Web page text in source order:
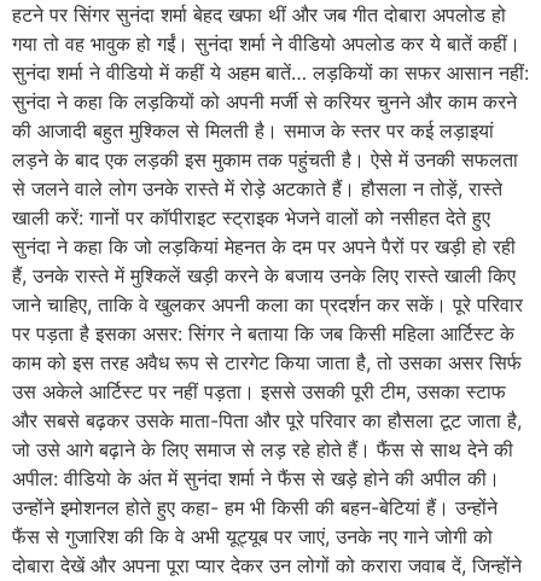
हटने पर सिंगर सुनंदा शर्मा बेहद खफा थीं और जब गीत दोबारा अपलोड हो
गया तो वह भावुक हो गईं। सुनंदा शर्मा ने वीडियो अपलोड कर ये बातें कहीं।
सुनंदा शर्मा ने वीडियो में कहीं ये अहम बातें… लड़कियों का सफर आसान नहीं:
सुनंदा ने कहा कि लड़कियों को अपनी मर्जी से करियर चुनने और काम करने
की आजादी बहुत मुश्किल से मिलती है। समाज के स्तर पर कई लड़ाइयां
लड़ने के बाद एक लड़की इस मुकाम तक पहुंचती है। ऐसे में उनकी सफलता
से जलने वाले लोग उनके रास्ते में रोड़े अटकाते हैं। हौसला न तोड़ें, रास्ते
खाली करें: गानों पर कॉपीराइट स्ट्राइक भेजने वालों को नसीहत देते हुए
सुनंदा ने कहा कि जो लड़कियां मेहनत के दम पर अपने पैरों पर खड़ी हो रही
हैं, उनके रास्ते में मुश्किलें खड़ी करने के बजाय उनके लिए रास्ते खाली किए
जाने चाहिए, ताकि वे खुलकर अपनी कला का प्रदर्शन कर सकें। पूरे परिवार
पर पड़ता है इसका असर: सिंगर ने बताया कि जब किसी महिला आर्टिस्ट के
काम को इस तरह अवैध रूप से टारगेट किया जाता है, तो उसका असर सिर्फ
उस अकेले आर्टिस्ट पर नहीं पड़ता। इससे उसकी पूरी टीम, उसका स्टाफ
और सबसे बढ़कर उसके माता-पिता और पूरे परिवार का हौसला टूट जाता है,
जो उसे आगे बढ़ाने के लिए समाज से लड़ रहे होते हैं। फैंस से साथ देने की
अपील: वीडियो के अंत में सुनंदा शर्मा ने फैंस से खड़े होने की अपील की।
उन्होंने इमोशनल होते हुए कहा- हम भी किसी की बहन-बेटियां हैं। उन्होंने
फैंस से गुजारिश की कि वे अभी यूट्यूब पर जाएं, उनके नए गाने जोगी को
दोबारा देखें और अपना पूरा प्यार देकर उन लोगों को करारा जवाब दें, जिन्होंने